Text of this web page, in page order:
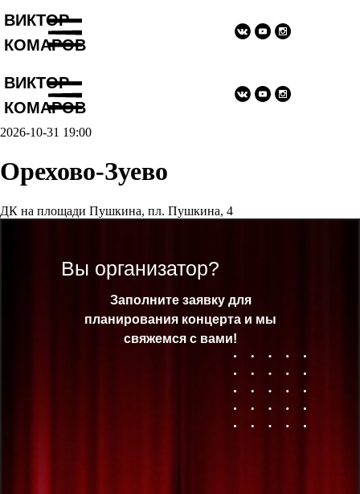
ВИКТОР
КОМАРОВ
ВИКТОР
КОМАРОВ
2026-10-31 19:00
Орехово-Зуево
ДК на площади Пушкина, пл. Пушкина, 4
Вы организатор?
Заполните заявку для
планирования концерта и мы
свяжемся с вами!